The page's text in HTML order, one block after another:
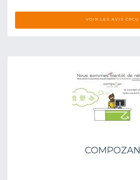
VOIR LES AVIS CPCU
COMPOZAN